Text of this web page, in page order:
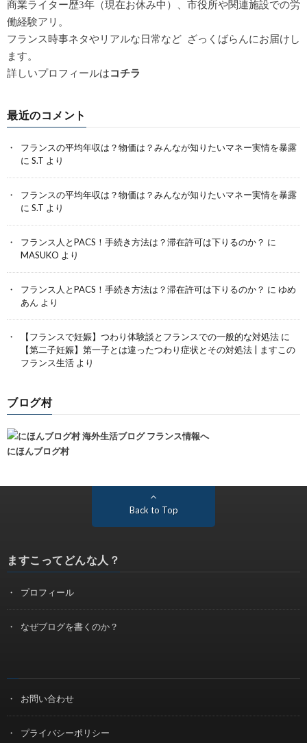
商業ライター歴3年（現在お休み中）、市役所や関連施設での労
働経験アリ。
フランス時事ネタやリアルな日常など ざっくばらんにお届けし
ます。
詳しいプロフィールはコチラ
最近のコメント
フランスの平均年収は？物価は？みんなが知りたいマネー実情を暴露
に S.T より
フランスの平均年収は？物価は？みんなが知りたいマネー実情を暴露
に S.T より
フランス人とPACS！手続き方法は？滞在許可は下りるのか？ に
MASUKO より
フランス人とPACS！手続き方法は？滞在許可は下りるのか？ に ゆめ
あん より
【フランスで妊娠】つわり体験談とフランスでの一般的な対処法 に
【第二子妊娠】第一子とは違ったつわり症状とその対処法 | ますこの
フランス生活 より
ブログ村
にほんブログ村
Back to Top
ますこってどんな人？
プロフィール
なぜブログを書くのか？
お問い合わせ
プライバシーポリシー